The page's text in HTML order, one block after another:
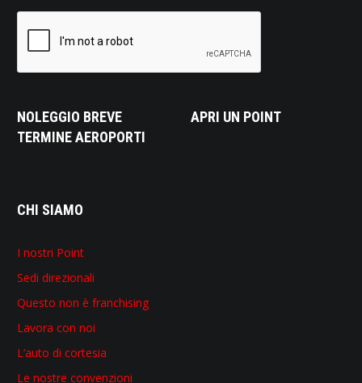
NOLEGGIO BREVE
TERMINE AEROPORTI
APRI UN POINT
CHI SIAMO
I nostri Point
Sedi direzionali
Questo non è franchising
Lavora con noi
L’auto di cortesia
Le nostre convenzioni